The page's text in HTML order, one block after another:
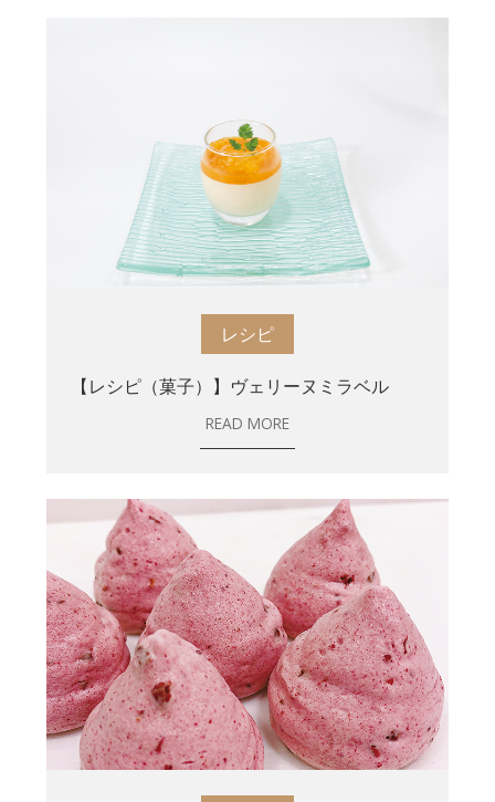
レシピ
【レシピ（菓子）】ヴェリーヌミラベル
READ MORE